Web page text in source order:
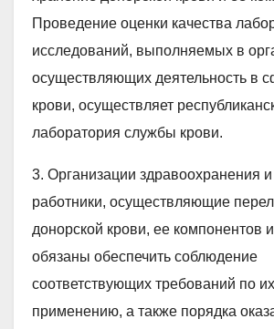
Проведение оценки качества
исследований, выполняемых в
осуществляющих деятельность в
крови, осуществляет
лаборатория службы крови.
3. Организации здравоохранения
работники, осуществляющие
донорской крови, ее компонентов
обязаны обеспечить соблюдение
соответствующих требований по
применению, а также порядка